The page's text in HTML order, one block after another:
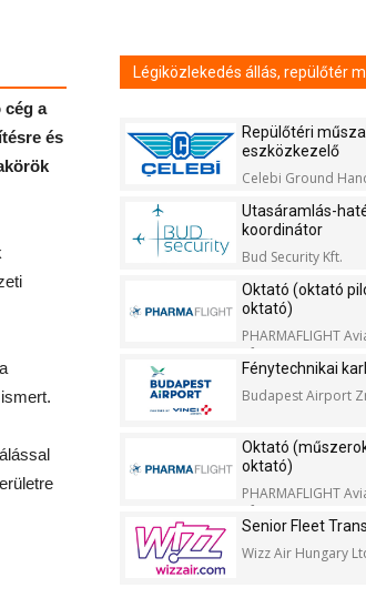
a
és
Légiközlekedés állás, repülőtér
Repülőtéri
eszközkezelő
Celebi Ground
Utasáramlás-
koordinátor
Bud Security Kft.
Oktató (oktató
oktató)
PHARMAFLIGHT
Kft.
Fénytechnikai
Budapest Airport
Oktató
oktató)
PHARMAFLIGHT
Kft.
Senior Fleet
Wizz Air Hungary